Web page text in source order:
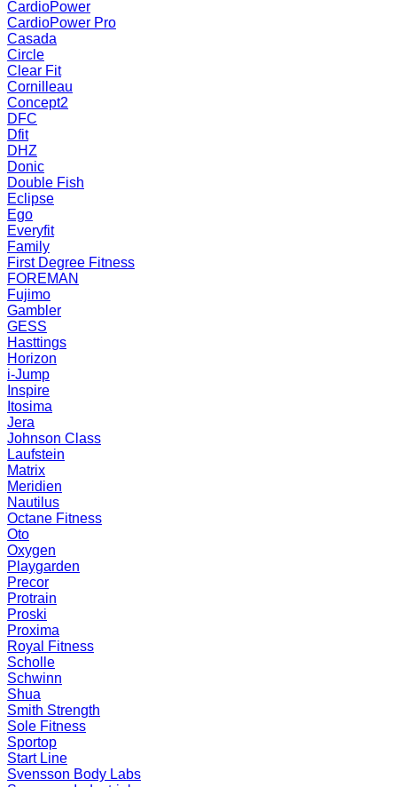
CardioPower
CardioPower Pro
Casada
Circle
Clear Fit
Cornilleau
Concept2
DFC
Dfit
DHZ
Donic
Double Fish
Eclipse
Ego
Everyfit
Family
First Degree Fitness
FOREMAN
Fujimo
Gambler
GESS
Hasttings
Horizon
i-Jump
Inspire
Itosima
Jera
Johnson Class
Laufstein
Matrix
Meridien
Nautilus
Octane Fitness
Oto
Oxygen
Playgarden
Precor
Protrain
Proski
Proxima
Royal Fitness
Scholle
Schwinn
Shua
Smith Strength
Sole Fitness
Sportop
Start Line
Svensson Body Labs